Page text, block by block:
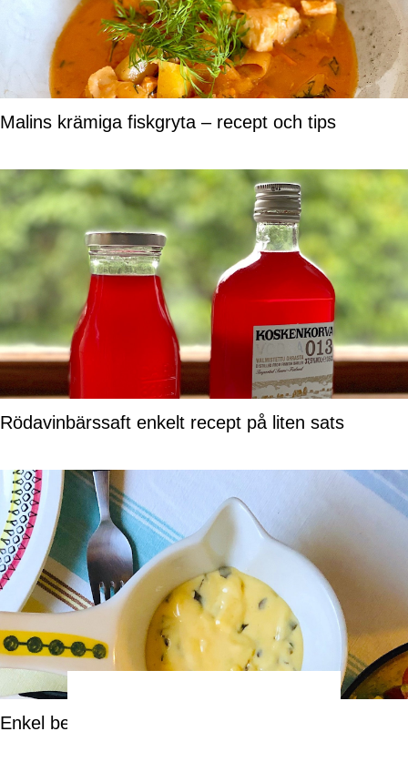
Malins krämiga fiskgryta – recept och tips
Rödavinbärssaft enkelt recept på liten sats
Enkel bearnaisesås – recept på liten sats